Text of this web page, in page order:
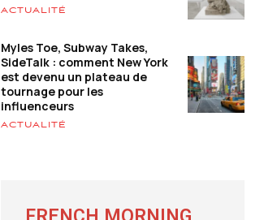
ACTUALITÉ
Myles Toe, Subway Takes,
SideTalk : comment New York
est devenu un plateau de
tournage pour les
influenceurs
ACTUALITÉ